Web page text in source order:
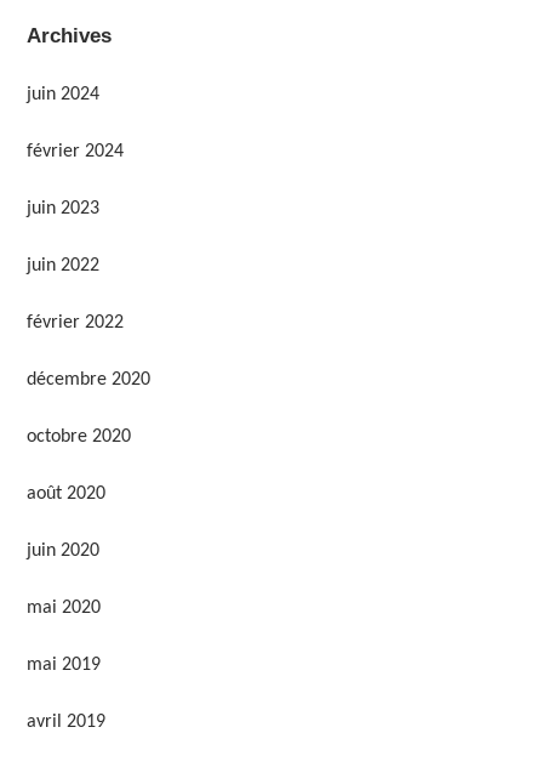
Archives
juin 2024
février 2024
juin 2023
juin 2022
février 2022
décembre 2020
octobre 2020
août 2020
juin 2020
mai 2020
mai 2019
avril 2019